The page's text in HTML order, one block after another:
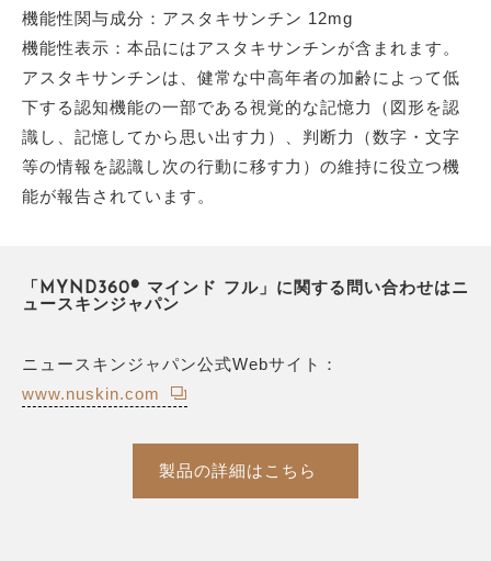
機能性関与成分：アスタキサンチン 12mg
機能性表示：本品にはアスタキサンチンが含まれます。
アスタキサンチンは、健常な中高年者の加齢によって低
下する認知機能の一部である視覚的な記憶力（図形を認
識し、記憶してから思い出す力）、判断力（数字・文字
等の情報を認識し次の行動に移す力）の維持に役立つ機
能が報告されています。
「MYND360® マインド フル」に関する問い合わせはニ
ュースキンジャパン
ニュースキンジャパン公式Webサイト：
www.nuskin.com
製品の詳細はこちら